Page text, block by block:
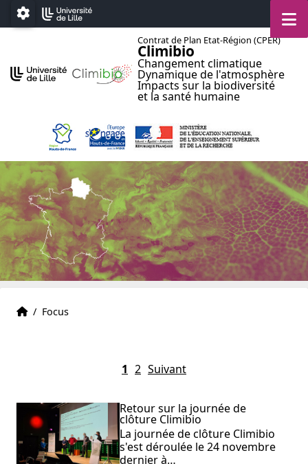
Accéder au menu principal
Accéder au contenu
Paramétrage
Contrat de Plan Etat-Région (CPER)
Climibio
Changement climatique
Dynamique de l'atmosphère
Impacts sur la biodiversité
et la santé humaine
Accueil
Accueil
/ Focus
1 2 Suivant
Retour sur la journée de
clôture Climibio
La journée de clôture Climibio
s'est déroulée le 24 novembre
dernier à…